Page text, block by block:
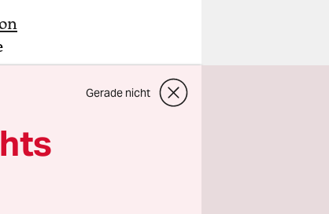
Gerade nicht